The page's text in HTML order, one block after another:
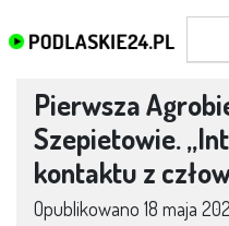
Pierwsza
Szepietowie.
kontaktu z
Opublikowano 18 maja